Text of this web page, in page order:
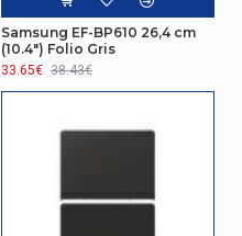
Samsung EF-BP610 26,4 cm
(10.4") Folio Gris
33.65€ 38.43€